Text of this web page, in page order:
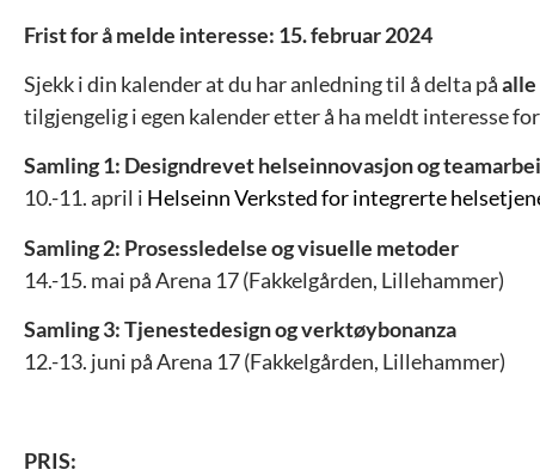
Frist for å melde interesse: 15. februar 2024
Sjekk i din kalender at du har anledning til å delta påalle
tilgjengelig i egen kalender etter å ha meldt interesse
Samling 1: Designdrevet helseinnovasjon og
10.-11. april i Helseinn Verksted for integrerte
Samling 2: Prosessledelse og visuelle metoder
14.-15. mai på Arena 17 (Fakkelgården, Lillehammer)
Samling 3: Tjenestedesign og verktøybonanza
12.-13. juni på Arena 17 (Fakkelgården, Lillehammer)
PRIS: